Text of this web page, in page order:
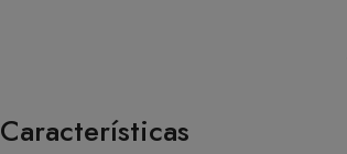
Características